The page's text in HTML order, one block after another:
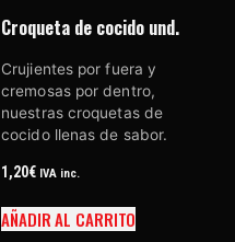
Croqueta de cocido und.
Crujientes por fuera y
cremosas por dentro,
nuestras croquetas de
cocido llenas de sabor.
1,20€ IVA inc.
AÑADIR AL CARRITO